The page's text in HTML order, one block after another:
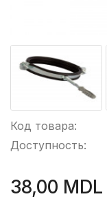
Код товара:
Доступность:
38,00 MDL